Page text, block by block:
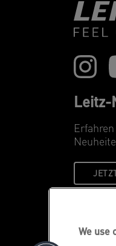
We use